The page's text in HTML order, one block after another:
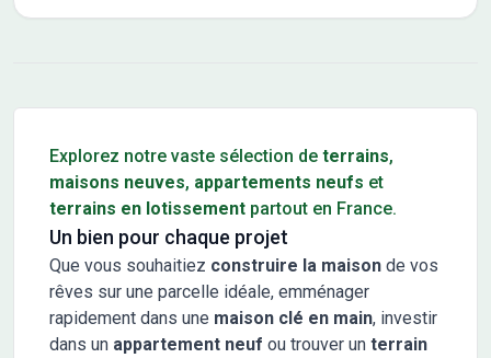
Explorez notre vaste sélection de terrains,
maisons neuves, appartements neufs et
terrains en lotissement partout en France.
Un bien pour chaque projet
Que vous souhaitiez construire la maison de vos
rêves sur une parcelle idéale, emménager
rapidement dans une maison clé en main, investir
dans un appartement neuf ou trouver un terrain